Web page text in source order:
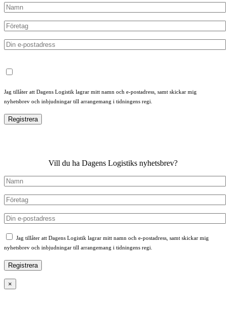
Jag tillåter att Dagens Logistik lagrar mitt namn och e-postadress, samt skickar mig
nyhetsbrev och inbjudningar till arrangemang i tidningens regi.
Vill du ha Dagens Logistiks nyhetsbrev?
Jag tillåter att Dagens Logistik lagrar mitt namn och e-postadress, samt skickar mig
nyhetsbrev och inbjudningar till arrangemang i tidningens regi.
×